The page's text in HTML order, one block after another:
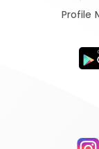
Profile